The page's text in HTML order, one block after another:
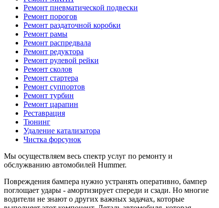
Ремонт пневматической подвески
Ремонт порогов
Ремонт раздаточной коробки
Ремонт рамы
Ремонт распредвала
Ремонт редуктора
Ремонт рулевой рейки
Ремонт сколов
Ремонт стартера
Ремонт суппортов
Ремонт турбин
Ремонт царапин
Реставрация
Тюнинг
Удаление катализатора
Чистка форсунок
Мы осуществляем весь спектр услуг по ремонту и
обслужванию автомобилей Hummer.
Повреждения бампера нужно устранять оперативно, бампер
поглощает удары - амортизирует спереди и сзади. Но многие
водители не знают о других важных задачах, которые